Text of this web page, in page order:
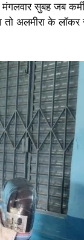
सुबह जब
तो अलमीरा के